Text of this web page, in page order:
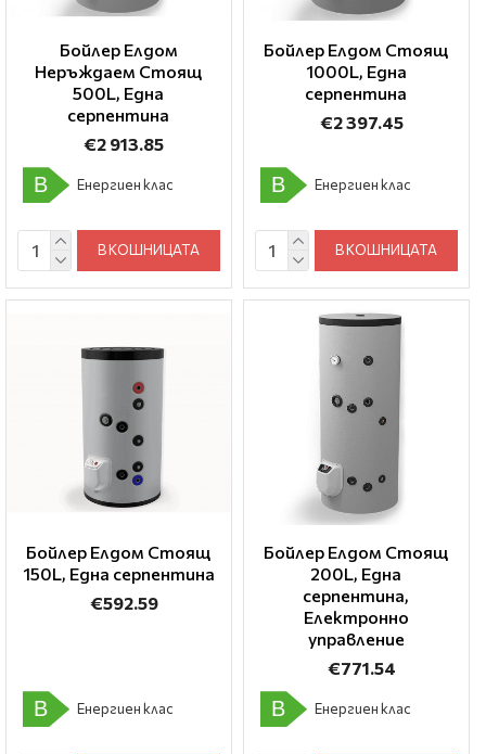
Бойлер Елдом
Неръждаем Стоящ
500L, Една
серпентина
€2 913.85
B Енергиен клас
В КОШНИЦАТА
Бойлер Елдом Стоящ
1000L, Една
серпентина
€2 397.45
B Енергиен клас
В КОШНИЦАТА
Бойлер Елдом Стоящ
150L, Една серпентина
€592.59
B Енергиен клас
Бойлер Елдом Стоящ
200L, Една
серпентина,
Електронно
управление
€771.54
B Енергиен клас